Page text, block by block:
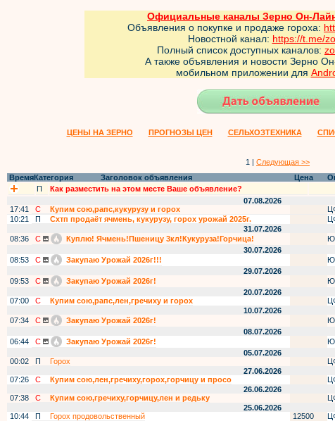
Официальные каналы Зерно Он-
Объявления о покупке и продаже гороха:
Новостной канал: https://t.me/
Полный список доступных каналов:
А также объявления и новости Зерно
мобильном приложении для
ЦЕНЫ НА ЗЕРНО ПРОГНОЗЫ ЦЕН СЕЛЬХОЗТЕХНИКА
1 | Следующая >>
ВремяКатегория Заголовок объявления Цена
П
Как разместить на этом месте Ваше объявление?
07.08.2026
17:41
С Купим сою,рапс,кукурузу и горох
10:21
П Схтп продаёт ячмень, кукурузу, горох урожай 2025г.
31.07.2026
08:36
С Куплю! Ячмень!Пшеницу 3кл!Кукуруза!Горчица!
30.07.2026
08:53
С Закупаю Урожай 2026г!!!
29.07.2026
09:53
С Закупаю Урожай 2026г!
20.07.2026
07:00
С Купим сою,рапс,лен,гречиху и горох
10.07.2026
07:34
С Закупаю Урожай 2026г!
08.07.2026
06:44
С Закупаю Урожай 2026г!
05.07.2026
00:02
П Горох
27.06.2026
07:26
С Купим сою,лен,гречиху,горох,горчицу и просо
26.06.2026
07:38
С Купим сою,гречиху,горчицу,лен и редьку
25.06.2026
10:44
П Горох продовольственный 12500